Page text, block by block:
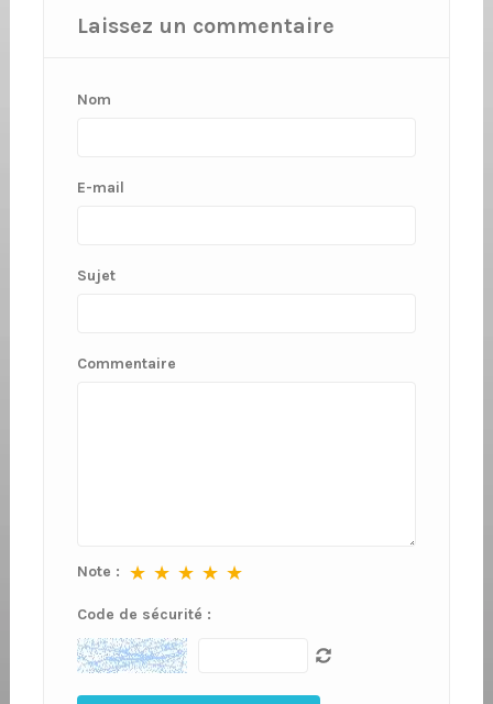
Laissez un commentaire
Nom
E-mail
Sujet
Commentaire
Note : ★ ★ ★ ★ ★
Code de sécurité :